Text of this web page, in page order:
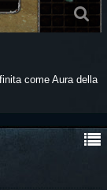
come Aura della